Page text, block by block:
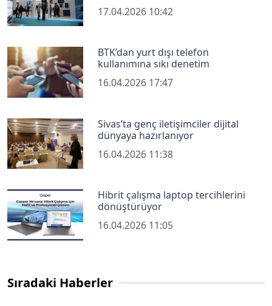
17.04.2026 10:42
BTK’dan yurt dışı telefon
kullanımına sıkı denetim
16.04.2026 17:47
Sivas’ta genç iletişimciler dijital
dünyaya hazırlanıyor
16.04.2026 11:38
Hibrit çalışma laptop tercihlerini
dönüştürüyor
16.04.2026 11:05
Sıradaki Haberler